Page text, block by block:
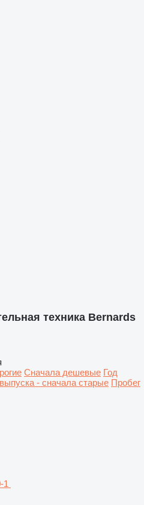
техника Bernards
Сначала дешевые Год
- сначала старые Пробег